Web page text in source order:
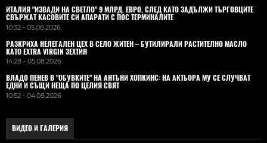
ИТАЛИЯ "ИЗВАДИ НА СВЕТЛО" 9 МЛРД. ЕВРО, СЛЕД КАТО ЗАДЪЛЖИ ТЪРГОВЦИТЕ
СВЪРЖАТ КАСОВИТЕ СИ АПАРАТИ С ПОС ТЕРМИНАЛИТЕ
10:32 - 05.08.2026
РАЗКРИХА НЕЛЕГАЛЕН ЦЕХ В СЕЛО ЖИТЕН – БУТИЛИРАЛИ РАСТИТЕЛНО МАСЛО
КАТО EXTRA VIRGIN ЗЕХТИН
14:28 - 05.08.2026
ВЛАДO ПЕНЕВ В "ОБУВКИТЕ" НА АНТЪНИ ХОПКИНС: НА АКТЬОРА МУ СЕ СЛУЧВАТ
ЕДНИ И СЪЩИ НЕЩА ПО ЦЕЛИЯ СВЯТ
10:52 - 04.08.2026
ВИДЕО И ГАЛЕРИЯ